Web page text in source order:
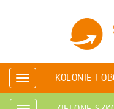
Rozwiń
nawigację
KOLONIE I